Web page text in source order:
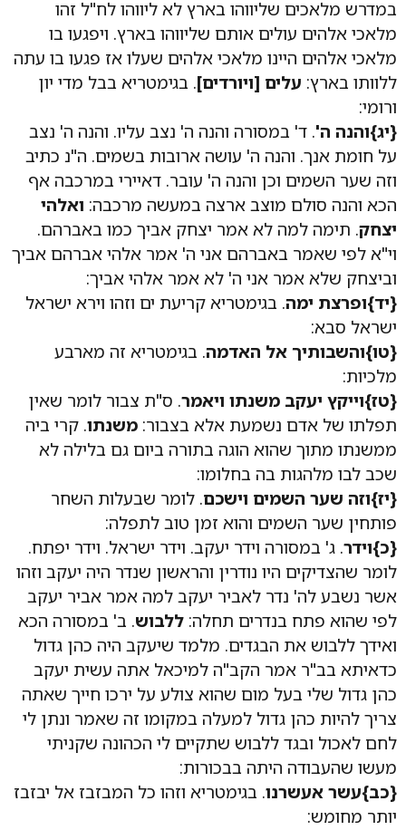
במדרש מלאכים שליווהו בארץ לא ליווהו לח"ל זהו
מלאכי אלהים עולים אותם שליווהו בארץ. ויפגעו בו
מלאכי אלהים היינו מלאכי אלהים שעלו אז פגעו בו עתה
ללוותו בארץ: עלים [ויורדים]. בגימטריא בבל מדי יון
ורומי:
{יג}והנה ה'. ד' במסורה והנה ה' נצב עליו. והנה ה' נצב
על חומת אנך. והנה ה' עושה ארובות בשמים. ה"נ כתיב
וזה שער השמים וכן והנה ה' עובר. דאיירי במרכבה אף
הכא והנה סולם מוצב ארצה במעשה מרכבה: ואלהי
יצחק. תימה למה לא אמר יצחק אביך כמו באברהם.
וי"א לפי שאמר באברהם אני ה' אמר אלהי אברהם אביך
וביצחק שלא אמר אני ה' לא אמר אלהי אביך:
{יד}ופרצת ימה. בגימטריא קריעת ים וזהו וירא ישראל
ישראל סבא:
{טו}והשבותיך אל האדמה. בגימטריא זה מארבע
מלכיות:
{טז}וייקץ יעקב משנתו ויאמר. ס"ת צבור לומר שאין
תפלתו של אדם נשמעת אלא בצבור: משנתו. קרי ביה
ממשנתו מתוך שהוא הוגה בתורה ביום גם בלילה לא
שכב לבו מלהגות בה בחלומו:
{יז}וזה שער השמים וישכם. לומר שבעלות השחר
פותחין שער השמים והוא זמן טוב לתפלה:
{כ}וידר. ג' במסורה וידר יעקב. וידר ישראל. וידר יפתח.
לומר שהצדיקים היו נודרין והראשון שנדר היה יעקב וזהו
אשר נשבע לה' נדר לאביר יעקב למה אמר אביר יעקב
לפי שהוא פתח בנדרים תחלה: ללבוש. ב' במסורה הכא
ואידך ללבוש את הבגדים. מלמד שיעקב היה כהן גדול
כדאיתא בב"ר אמר הקב"ה למיכאל אתה עשית יעקב
כהן גדול שלי בעל מום שהוא צולע על ירכו חייך שאתה
צריך להיות כהן גדול למעלה במקומו זה שאמר ונתן לי
לחם לאכול ובגד ללבוש שתקיים לי הכהונה שקניתי
מעשו שהעבודה היתה בבכורות:
{כב}עשר אעשרנו. בגימטריא וזהו כל המבזבז אל יבזבז
יותר מחומש: